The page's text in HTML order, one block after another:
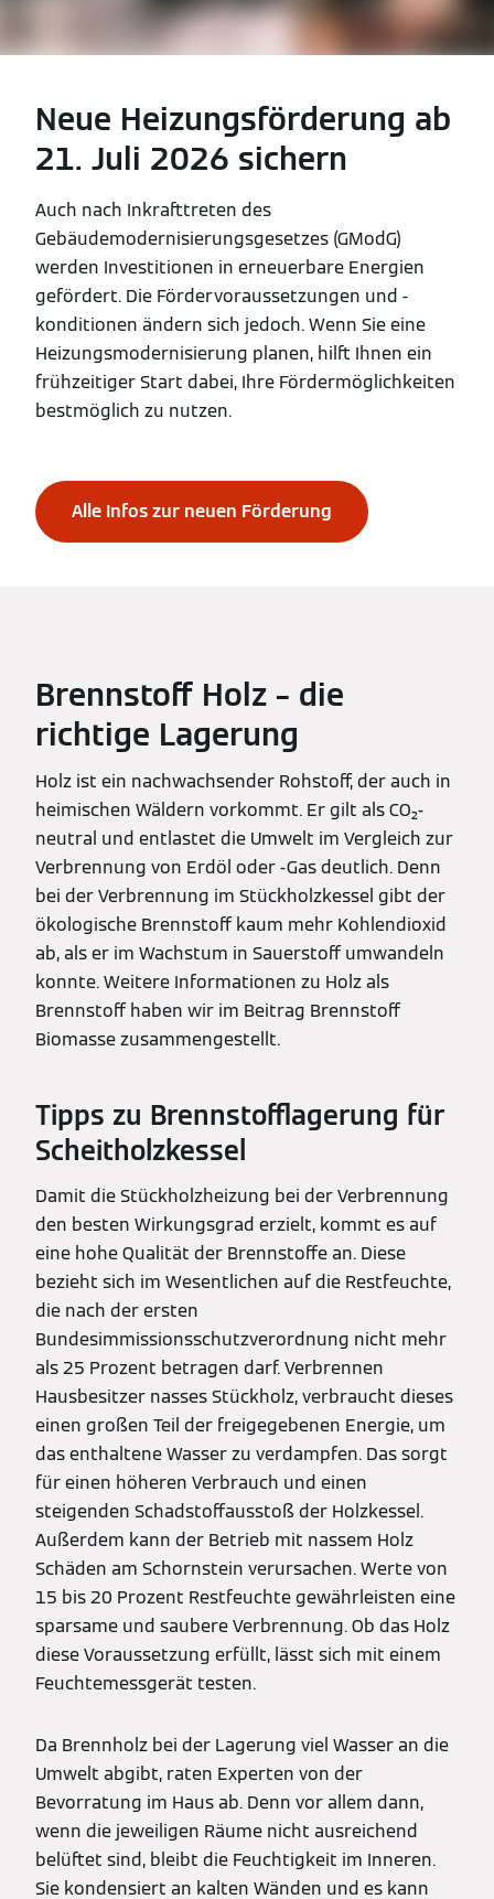
Neue Heizungsförderung ab
21. Juli 2026 sichern
Auch nach Inkrafttreten des
Gebäudemodernisierungsgesetzes (GModG)
werden Investitionen in erneuerbare Energien
gefördert. Die Fördervoraussetzungen und -
konditionen ändern sich jedoch. Wenn Sie eine
Heizungsmodernisierung planen, hilft Ihnen ein
frühzeitiger Start dabei, Ihre Fördermöglichkeiten
bestmöglich zu nutzen.
Alle Infos zur neuen Förderung
Brennstoff Holz – die
richtige Lagerung
Holz ist ein nachwachsender Rohstoff, der auch in
heimischen Wäldern vorkommt. Er gilt als CO₂-
neutral und entlastet die Umwelt im Vergleich zur
Verbrennung von Erdöl oder -Gas deutlich. Denn
bei der Verbrennung im Stückholzkessel gibt der
ökologische Brennstoff kaum mehr Kohlendioxid
ab, als er im Wachstum in Sauerstoff umwandeln
konnte. Weitere Informationen zu Holz als
Brennstoff haben wir im Beitrag Brennstoff
Biomasse zusammengestellt.
Tipps zu Brennstofflagerung für
Scheitholzkessel
Damit die Stückholzheizung bei der Verbrennung
den besten Wirkungsgrad erzielt, kommt es auf
eine hohe Qualität der Brennstoffe an. Diese
bezieht sich im Wesentlichen auf die Restfeuchte,
die nach der ersten
Bundesimmissionsschutzverordnung nicht mehr
als 25 Prozent betragen darf. Verbrennen
Hausbesitzer nasses Stückholz, verbraucht dieses
einen großen Teil der freigegebenen Energie, um
das enthaltene Wasser zu verdampfen. Das sorgt
für einen höheren Verbrauch und einen
steigenden Schadstoffausstoß der Holzkessel.
Außerdem kann der Betrieb mit nassem Holz
Schäden am Schornstein verursachen. Werte von
15 bis 20 Prozent Restfeuchte gewährleisten eine
sparsame und saubere Verbrennung. Ob das Holz
diese Voraussetzung erfüllt, lässt sich mit einem
Feuchtemessgerät testen.
Da Brennholz bei der Lagerung viel Wasser an die
Umwelt abgibt, raten Experten von der
Bevorratung im Haus ab. Denn vor allem dann,
wenn die jeweiligen Räume nicht ausreichend
belüftet sind, bleibt die Feuchtigkeit im Inneren.
Sie kondensiert an kalten Wänden und es kann